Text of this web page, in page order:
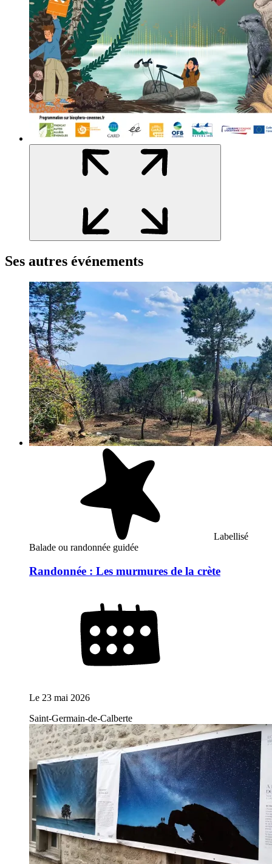
Ses autres événements
Labellisé
Balade ou randonnée guidée
Randonnée : Les murmures de la crète
Le 23 mai 2026
Saint-Germain-de-Calberte